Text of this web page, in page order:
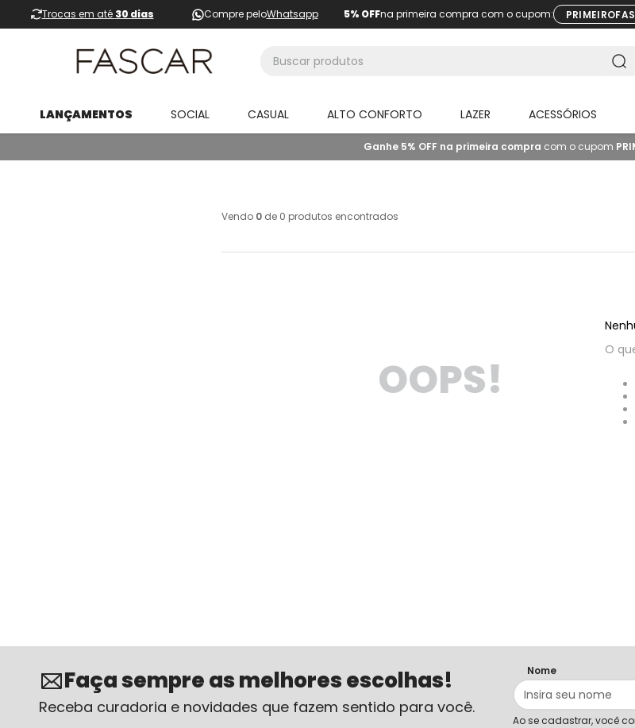
Trocas em até 30 dias Compre peloWhatsapp 5% OFFna primeira compra com o cupom:
LANÇAMENTOS SOCIAL CASUAL ALTO CONFORTO LAZER ACESSÓRIOS
Ganhe 5% OFF na primeira compra com o cupom
Vendo 0 de 0 produtos encontrados
OOPS!
O
Faça sempre as melhores escolhas!
Receba curadoria e novidades que fazem sentido para você.
Nome
Ao se cadastrar, você